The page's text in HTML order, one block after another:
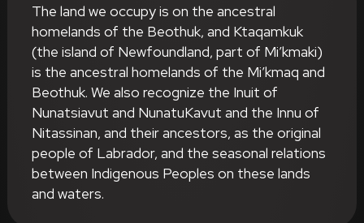
The land we occupy is on the ancestral
homelands of the Beothuk, and Ktaqamkuk
(the island of Newfoundland, part of Mi’kmaki)
is the ancestral homelands of the Mi’kmaq and
Beothuk. We also recognize the Inuit of
Nunatsiavut and NunatuKavut and the Innu of
Nitassinan, and their ancestors, as the original
people of Labrador, and the seasonal relations
between Indigenous Peoples on these lands
and waters.